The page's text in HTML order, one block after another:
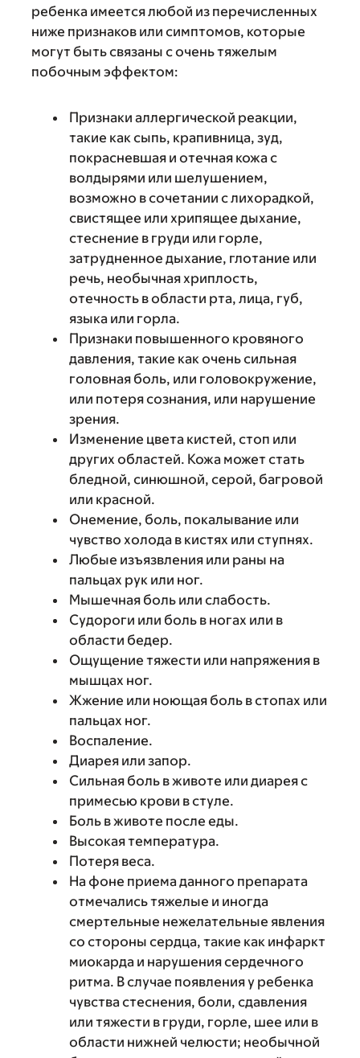
ребенка имеется любой из перечисленных
ниже признаков или симптомов, которые
могут быть связаны с очень тяжелым
побочным эффектом:
Признаки аллергической реакции,
такие как сыпь, крапивница, зуд,
покрасневшая и отечная кожа с
волдырями или шелушением,
возможно в сочетании с лихорадкой,
свистящее или хрипящее дыхание,
стеснение в груди или горле,
затрудненное дыхание, глотание или
речь, необычная хриплость,
отечность в области рта, лица, губ,
языка или горла.
Признаки повышенного кровяного
давления, такие как очень сильная
головная боль, или головокружение,
или потеря сознания, или нарушение
зрения.
Изменение цвета кистей, стоп или
других областей. Кожа может стать
бледной, синюшной, серой, багровой
или красной.
Онемение, боль, покалывание или
чувство холода в кистях или ступнях.
Любые изъязвления или раны на
пальцах рук или ног.
Мышечная боль или слабость.
Судороги или боль в ногах или в
области бедер.
Ощущение тяжести или напряжения в
мышцах ног.
Жжение или ноющая боль в стопах или
пальцах ног.
Воспаление.
Диарея или запор.
Сильная боль в животе или диарея с
примесью крови в стуле.
Боль в животе после еды.
Высокая температура.
Потеря веса.
На фоне приема данного препарата
отмечались тяжелые и иногда
смертельные нежелательные явления
со стороны сердца, такие как инфаркт
миокарда и нарушения сердечного
ритма. В случае появления у ребенка
чувства стеснения, боли, сдавления
или тяжести в груди, горле, шее или в
области нижней челюсти; необычной